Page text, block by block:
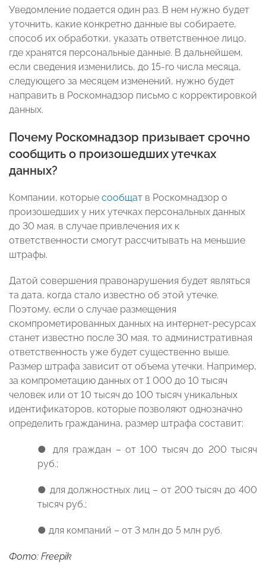
Уведомление подается один раз. В нем нужно будет
уточнить, какие конкретно данные вы собираете,
способ их обработки, указать ответственное лицо,
где хранятся персональные данные. В дальнейшем,
если сведения изменились, до 15-го числа месяца,
следующего за месяцем изменений, нужно будет
направить в Роскомнадзор письмо с корректировкой
данных.
Почему Роскомнадзор призывает срочно
сообщить о произошедших утечках
данных?
Компании, которые сообщат в Роскомнадзор о
произошедших у них утечках персональных данных
до 30 мая, в случае привлечения их к
ответственности смогут рассчитывать на меньшие
штрафы.
Датой совершения правонарушения будет являться
та дата, когда стало известно об этой утечке.
Поэтому, если о случае размещения
скомпрометированных данных на интернет-ресурсах
станет известно после 30 мая, то административная
ответственность уже будет существенно выше.
Размер штрафа зависит от объема утечки. Например,
за компрометацию данных от 1 000 до 10 тысяч
человек или от 10 тысяч до 100 тысяч уникальных
идентификаторов, которые позволяют однозначно
определить гражданина, размер штрафа составит:
● для граждан – от 100 тысяч до 200 тысяч
руб.;
● для должностных лиц – от 200 тысяч до 400
тысяч руб.;
● для компаний – от 3 млн до 5 млн руб.
Фото: Freepik